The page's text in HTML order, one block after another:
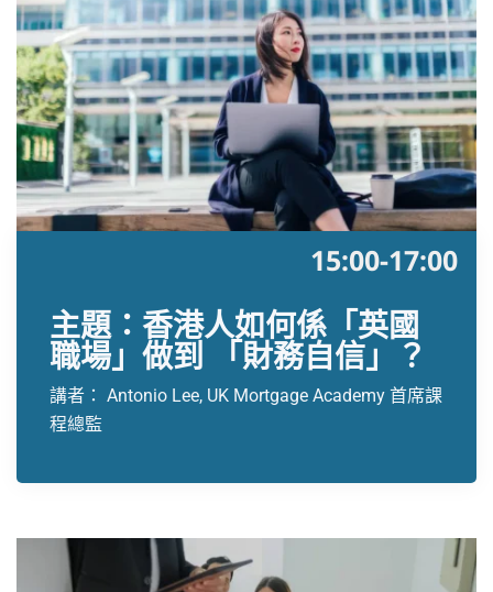
15:00-17:00
主題：香港人如何係「英國
職場」做到 「財務自信」？
講者： Antonio Lee, UK Mortgage Academy 首席課
程總監